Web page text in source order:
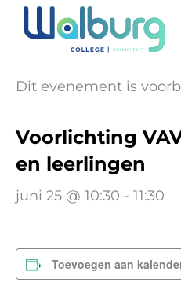
naar
inhoud
« Alle Evenementen
Dit evenement is
Voorlichting
en leerlingen
juni 25 @ 10:30 - 11:30
Toevoegen aan